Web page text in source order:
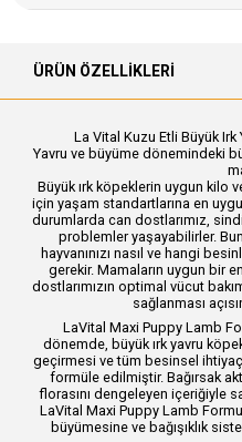
ÜRÜN ÖZELLIKLERI
La Vital Kuzu Etli Büyük Irk
Yavru ve büyüme dönemindeki
Büyük ırk köpeklerin uygun kilo
için yaşam standartlarına en
durumlarda can dostlarımız,
problemler yaşayabilirler.
hayvanınızı nasıl ve hangi
gerekir. Mamaların uygun bir
dostlarımızın optimal vücut
sağlanması
LaVital Maxi Puppy Lamb
dönemde, büyük ırk yavru
geçirmesi ve tüm besinsel
formüle edilmiştir. Bağırsak
florasını dengeleyen içeriğiyle
LaVital Maxi Puppy Lamb
büyümesine ve bağışıklık